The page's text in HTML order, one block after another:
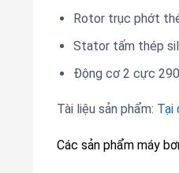
Rotor trục phớt
Stator tấm thép
Động cơ 2 cực
Tài liệu sản phẩm: Tại
Các sản phẩm máy